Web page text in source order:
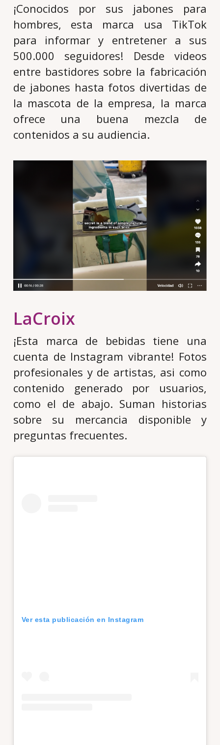
¡Conocidos por sus jabones para
hombres, esta marca usa TikTok
para informar y entretener a sus
500.000 seguidores! Desde videos
entre bastidores sobre la fabricación
de jabones hasta fotos divertidas de
la mascota de la empresa, la marca
ofrece una buena mezcla de
contenidos a su audiencia.
LaCroix
¡Esta marca de bebidas tiene una
cuenta de Instagram vibrante! Fotos
profesionales y de artistas, asi como
contenido generado por usuarios,
como el de abajo. Suman historias
sobre su mercancia disponible y
preguntas frecuentes.
Ver esta publicación en Instagram